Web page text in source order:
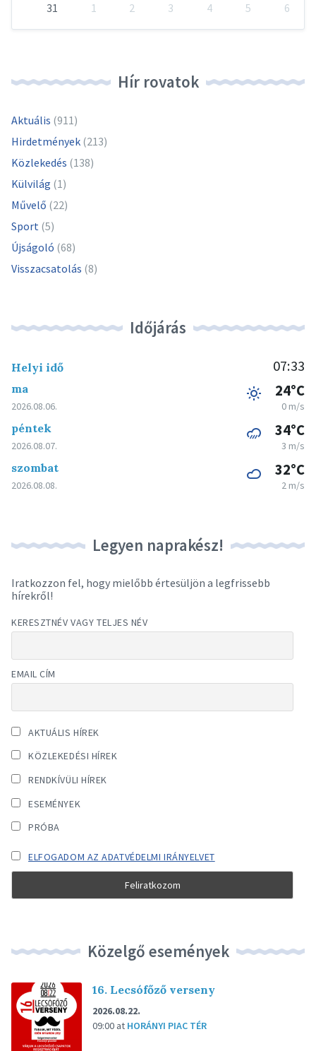
31
1 2 3 4 5
6
Hír rovatok
Aktuális (911)
Hirdetmények (213)
Közlekedés (138)
Külvilág (1)
Művelő (22)
Sport (5)
Újságoló (68)
Visszacsatolás (8)
Időjárás
Helyi idő 07:33
ma
2026.08.06.
24°C
0 m/s
péntek
2026.08.07.
34°C
3 m/s
szombat
2026.08.08.
32°C
2 m/s
Legyen naprakész!
Iratkozzon fel, hogy mielőbb értesüljön a legfrissebb
hírekről!
KERESZTNÉV VAGY TELJES NÉV
EMAIL CÍM
AKTUÁLIS HÍREK
KÖZLEKEDÉSI HÍREK
RENDKÍVÜLI HÍREK
ESEMÉNYEK
PRÓBA
ELFOGADOM AZ ADATVÉDELMI IRÁNYELVET
Közelgő események
16. Lecsófőző verseny
2026.08.22.
09:00 at HORÁNYI PIAC TÉR